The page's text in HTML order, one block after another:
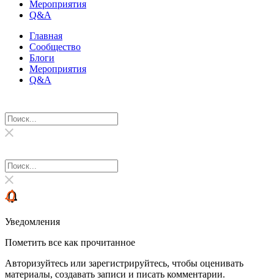
Мероприятия
Q&A
Главная
Сообщество
Блоги
Мероприятия
Q&A
Уведомления
Пометить все как прочитанное
Авторизуйтесь или зарегистрируйтесь, чтобы оценивать
материалы, создавать записи и писать комментарии.